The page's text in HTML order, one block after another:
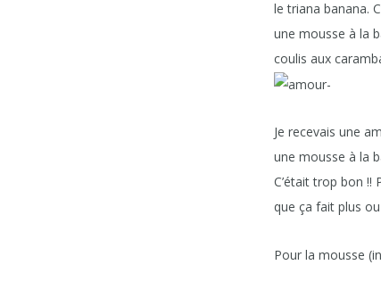
le triana banana.
une mousse à la
coulis aux
Je recevais une
une mousse à la
C’était trop bon !!
que ça fait plus
Pour la mousse